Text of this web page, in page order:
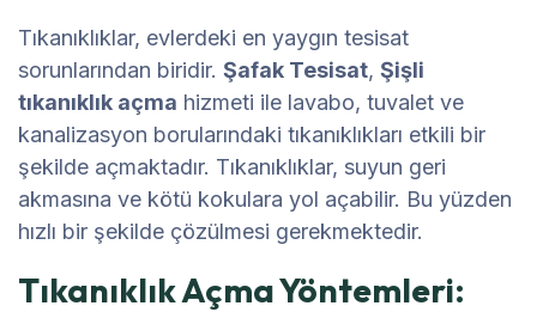
Tıkanıklıklar, evlerdeki en yaygın tesisat
sorunlarından biridir. Şafak Tesisat, Şişli
tıkanıklık açma hizmeti ile lavabo, tuvalet ve
kanalizasyon borularındaki tıkanıklıkları etkili bir
şekilde açmaktadır. Tıkanıklıklar, suyun geri
akmasına ve kötü kokulara yol açabilir. Bu yüzden
hızlı bir şekilde çözülmesi gerekmektedir.
Tıkanıklık Açma Yöntemleri: